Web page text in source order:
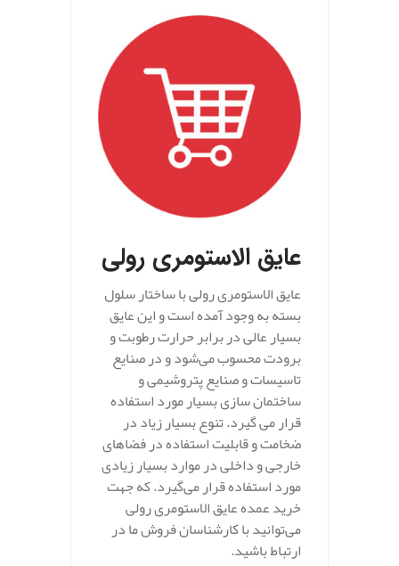
عایق الاستومری رولی
عایق الاستومری رولی با ساختار سلول
بسته به وجود آمده است و این عایق
بسیار عالی در برابر حرارت رطوبت و
برودت محسوب می‌شود و در صنایع
تاسیسات و صنایع پتروشیمی و
ساختمان سازی بسیار مورد استفاده
قرار می گیرد. تنوع بسیار زیاد در
ضخامت و قابلیت استفاده در فضاهای
خارجی و داخلی در موارد بسیار زیادی
مورد استفاده قرار می‌گیرد. که جهت
خرید عمده عایق الاستومری رولی
می‌توانید با کارشناسان فروش ما در
ارتباط باشید.